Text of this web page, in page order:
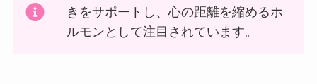
きをサポートし、心の距離を縮めるホ
ルモンとして注目されています。